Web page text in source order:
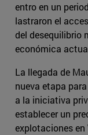
entro en un
lastraron el
del desequilibrio
económica
La llegada de
nueva etapa
a la iniciativa
establecer un
explotaciones